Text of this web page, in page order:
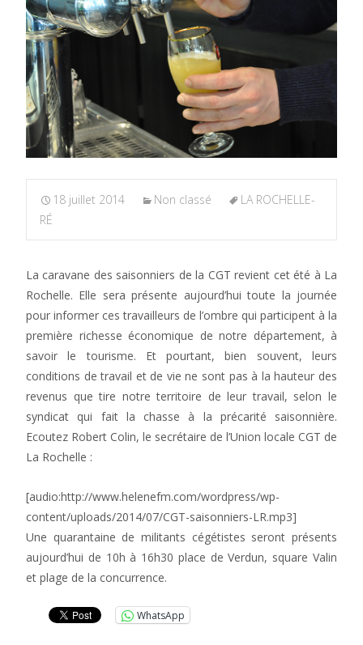
18 juillet 2014 Non classé
LA ROCHELLE-
RÉ
La caravane des saisonniers de la CGT revient cet été à La
Rochelle. Elle sera présente aujourd’hui toute la journée
pour informer ces travailleurs de l’ombre qui participent à la
première richesse économique de notre département, à
savoir le tourisme. Et pourtant, bien souvent, leurs
conditions de travail et de vie ne sont pas à la hauteur des
revenus que tire notre territoire de leur travail, selon le
syndicat qui fait la chasse à la précarité saisonnière.
Ecoutez Robert Colin, le secrétaire de l’Union locale CGT de
La Rochelle :
[audio:http://www.helenefm.com/wordpress/wp-
content/uploads/2014/07/CGT-saisonniers-LR.mp3]
Une quarantaine de militants cégétistes seront présents
aujourd’hui de 10h à 16h30 place de Verdun, square Valin
et plage de la concurrence.
WhatsApp